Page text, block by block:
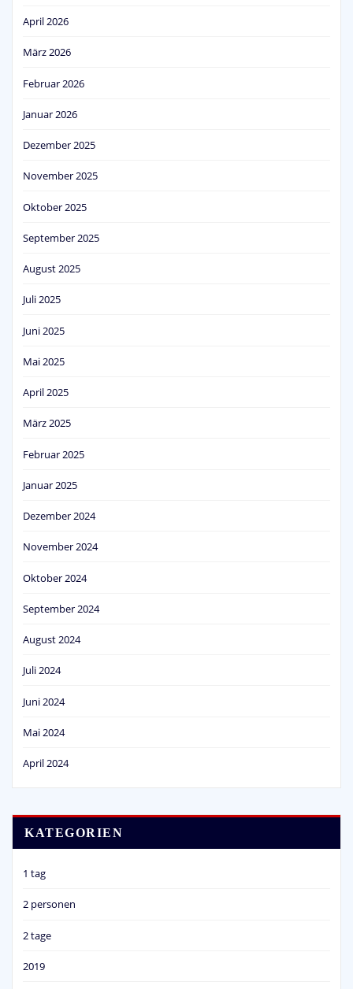
April 2026
März 2026
Februar 2026
Januar 2026
Dezember 2025
November 2025
Oktober 2025
September 2025
August 2025
Juli 2025
Juni 2025
Mai 2025
April 2025
März 2025
Februar 2025
Januar 2025
Dezember 2024
November 2024
Oktober 2024
September 2024
August 2024
Juli 2024
Juni 2024
Mai 2024
April 2024
KATEGORIEN
1 tag
2 personen
2 tage
2019